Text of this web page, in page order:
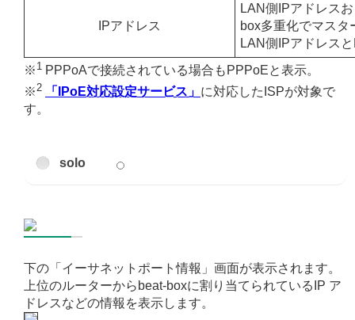
IPアドレス
LAN側IPアドレス
box多重化でマス
LAN側IPアドレス
※ 1 PPPoAで接続されている場合もPPPoEと表示。
※2 「IPoE対応設定サービス」 に対応したISPが対象で
す。
solo
下の「イーサネットポート情報」画面が表示されます。
上位のルーターからbeat-boxに割り当てられているIP ア
ドレスなどの情報を表示します。